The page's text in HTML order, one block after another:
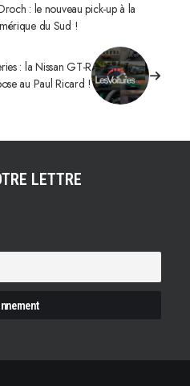
: le nouveau pick-up à la
du Sud !
: la Nissan GT-R
au Paul Ricard !
LETTRE